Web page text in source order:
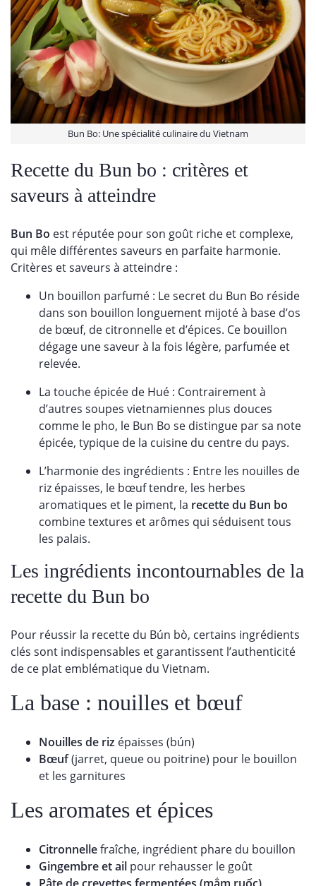
Bun Bo: Une spécialité culinaire du Vietnam
Recette du Bun bo : critères et
saveurs à atteindre
Bun Bo est réputée pour son goût riche et complexe,
qui mêle différentes saveurs en parfaite harmonie.
Critères et saveurs à atteindre :
Un bouillon parfumé : Le secret du Bun Bo réside
dans son bouillon longuement mijoté à base d’os
de bœuf, de citronnelle et d’épices. Ce bouillon
dégage une saveur à la fois légère, parfumée et
relevée.
La touche épicée de Hué : Contrairement à
d’autres soupes vietnamiennes plus douces
comme le pho, le Bun Bo se distingue par sa note
épicée, typique de la cuisine du centre du pays.
L’harmonie des ingrédients : Entre les nouilles de
riz épaisses, le bœuf tendre, les herbes
aromatiques et le piment, la recette du Bun bo
combine textures et arômes qui séduisent tous
les palais.
Les ingrédients incontournables de la
recette du Bun bo
Pour réussir la recette du Bún bò, certains ingrédients
clés sont indispensables et garantissent l’authenticité
de ce plat emblématique du Vietnam.
La base : nouilles et bœuf
Nouilles de riz épaisses (bún)
Bœuf(jarret, queue ou poitrine) pour le bouillon
et les garnitures
Les aromates et épices
Citronnellefraîche, ingrédient phare du bouillon
Gingembre et ail pour rehausser le goût